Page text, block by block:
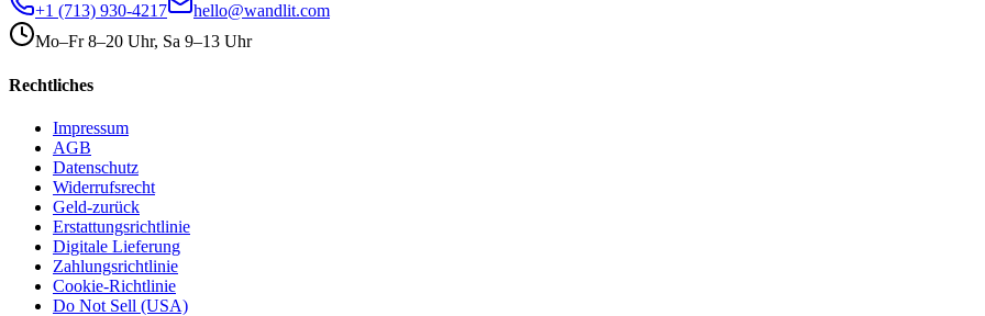
+1 (713) 930-4217
hello@wandlit.com
Mo–Fr 8–20 Uhr, Sa 9–13 Uhr
Rechtliches
Impressum
AGB
Datenschutz
Widerrufsrecht
Geld-zurück
Erstattungsrichtlinie
Digitale Lieferung
Zahlungsrichtlinie
Cookie-Richtlinie
Do Not Sell (USA)